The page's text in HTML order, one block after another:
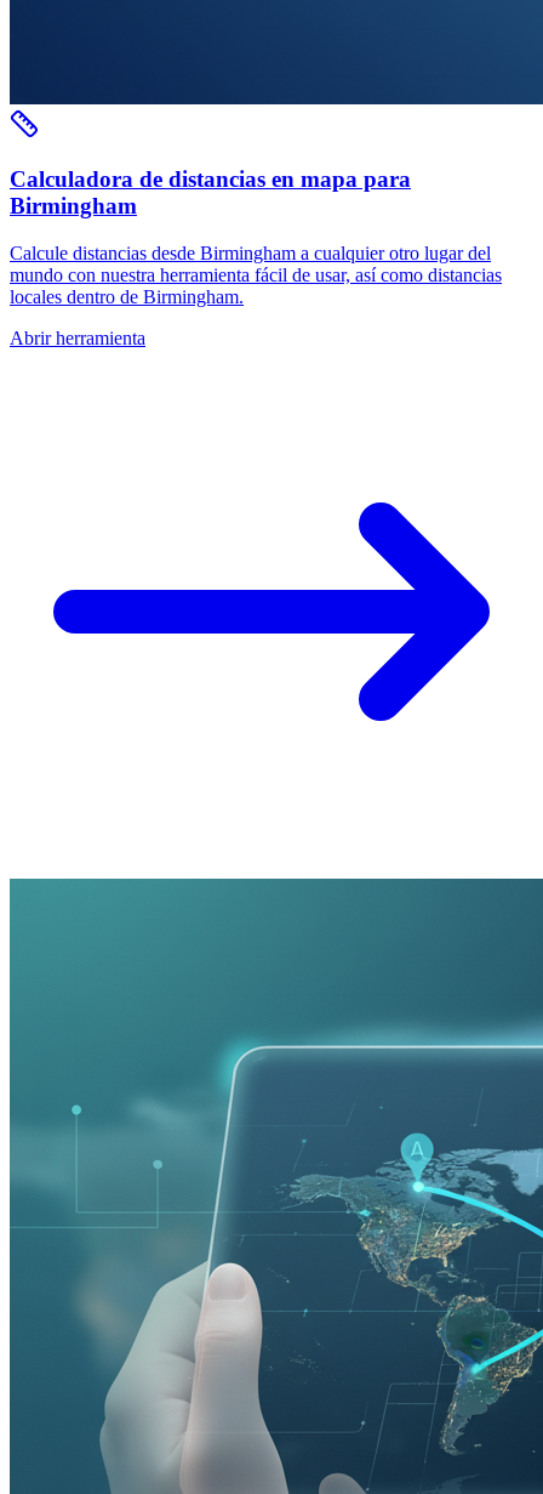
Calculadora de distancias en mapa para
Birmingham
Calcule distancias desde Birmingham a cualquier otro lugar del
mundo con nuestra herramienta fácil de usar, así como distancias
locales dentro de Birmingham.
Abrir herramienta